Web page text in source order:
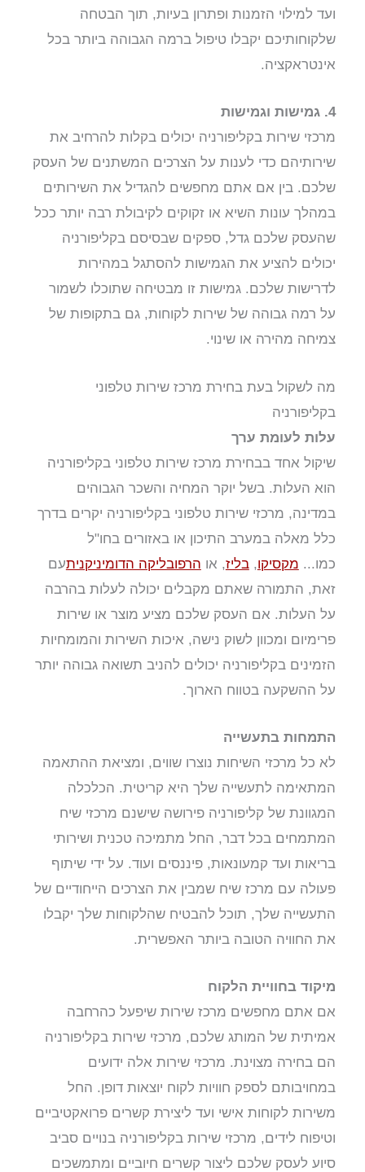
ועד למילוי הזמנות ופתרון בעיות, תוך הבטחה
שלקוחותיכם יקבלו טיפול ברמה הגבוהה ביותר בכל
אינטראקציה.
4. גמישות וגמישות
מרכזי שירות בקליפורניה יכולים בקלות להרחיב את
שירותיהם כדי לענות על הצרכים המשתנים של העסק
שלכם. בין אם אתם מחפשים להגדיל את השירותים
במהלך עונות השיא או זקוקים לקיבולת רבה יותר ככל
שהעסק שלכם גדל, ספקים שבסיסם בקליפורניה
יכולים להציע את הגמישות להסתגל במהירות
לדרישות שלכם. גמישות זו מבטיחה שתוכלו לשמור
על רמה גבוהה של שירות לקוחות, גם בתקופות של
צמיחה מהירה או שינוי.
מה לשקול בעת בחירת מרכז שירות טלפוני
בקליפורניה
עלות לעומת ערך
שיקול אחד בבחירת מרכז שירות טלפוני בקליפורניה
הוא העלות. בשל יוקר המחיה והשכר הגבוהים
במדינה, מרכזי שירות טלפוני בקליפורניה יקרים בדרך
כלל מאלה במערב התיכון או באזורים בחו"ל
כמו... מקסיקו,בליז, או הרפובליקה הדומיניקניתעם
זאת, התמורה שאתם מקבלים יכולה לעלות בהרבה
על העלות. אם העסק שלכם מציע מוצר או שירות
פרימיום ומכוון לשוק נישה, איכות השירות והמומחיות
הזמינים בקליפורניה יכולים להניב תשואה גבוהה יותר
על ההשקעה בטווח הארוך.
התמחות בתעשייה
לא כל מרכזי השיחות נוצרו שווים, ומציאת ההתאמה
המתאימה לתעשייה שלך היא קריטית. הכלכלה
המגוונת של קליפורניה פירושה שישנם מרכזי שיח
המתמחים בכל דבר, החל מתמיכה טכנית ושירותי
בריאות ועד קמעונאות, פיננסים ועוד. על ידי שיתוף
פעולה עם מרכז שיח שמבין את הצרכים הייחודיים של
התעשייה שלך, תוכל להבטיח שהלקוחות שלך יקבלו
את החוויה הטובה ביותר האפשרית.
מיקוד בחוויית הלקוח
אם אתם מחפשים מרכז שירות שיפעל כהרחבה
אמיתית של המותג שלכם, מרכזי שירות בקליפורניה
הם בחירה מצוינת. מרכזי שירות אלה ידועים
במחויבותם לספק חוויות לקוח יוצאות דופן. החל
משירות לקוחות אישי ועד ליצירת קשרים פרואקטיביים
וטיפוח לידים, מרכזי שירות בקליפורניה בנויים סביב
סיוע לעסק שלכם ליצור קשרים חיוביים ומתמשכים